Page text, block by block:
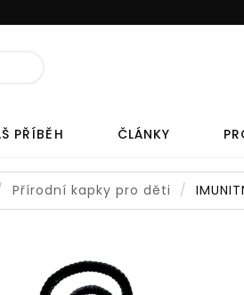
PŘÍBĚH ČLÁNKY
KOLAGENOVÉ
Přírodní kapky pro děti